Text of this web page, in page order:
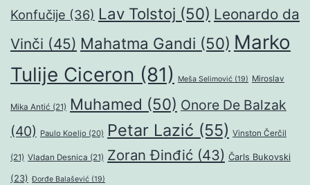
Konfučije (36) Lav Tolstoj (50) Leonardo da
Vinči (45) Mahatma Gandi (50) Marko
Tulije Ciceron (81) Meša Selimović (19) Miroslav
Mika Antić (21) Muhamed (50) Onore De Balzak
(40) Paulo Koeljo (20) Petar Lazić (55) Vinston Čerčil
(21) Vladan Desnica (21) Zoran Đinđić (43) Čarls Bukovski
(23) Đorđe Balašević (19)